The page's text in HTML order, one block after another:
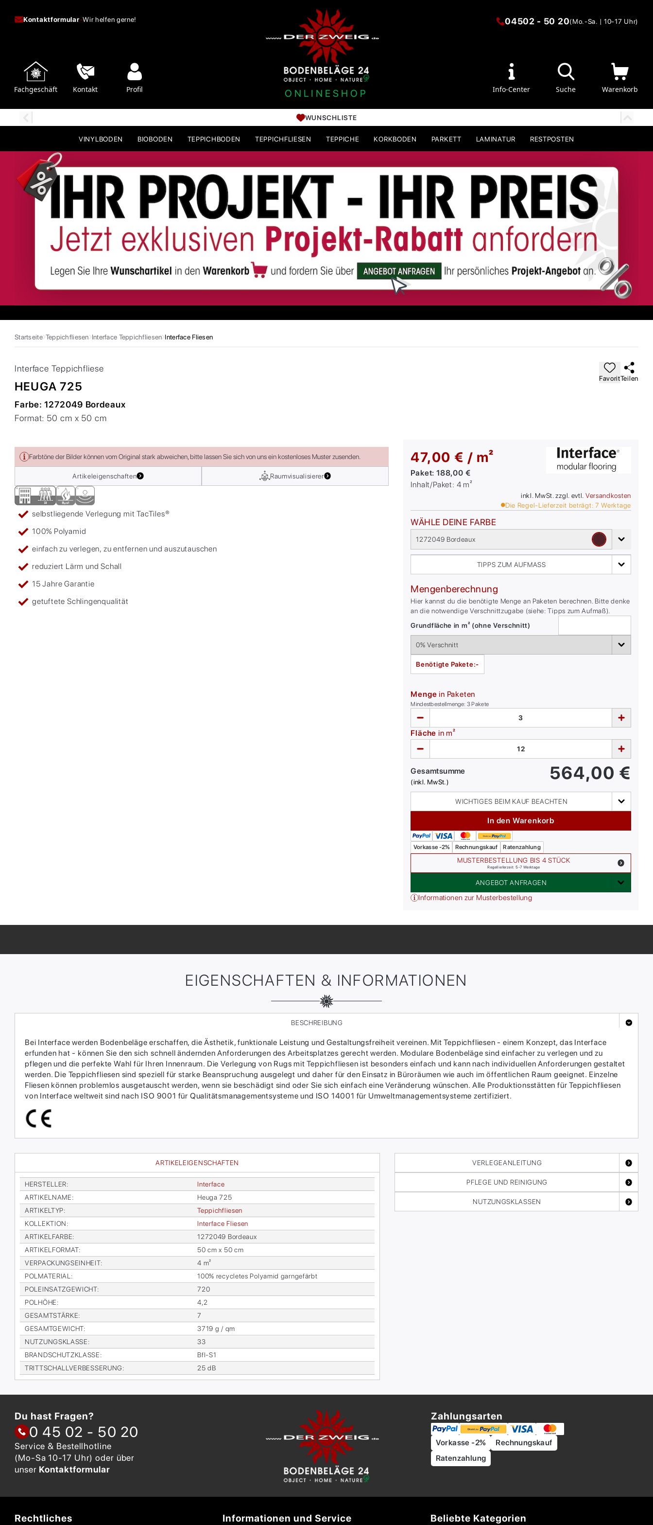
Kontaktformular-Wir helfen gerne!
Fachgeschäft Kontakt Profil ONLINESHOP
04502 - 50 20(Mo.-Sa. | 10-17 Uhr)
Info-Center Suche Warenkorb
WUNSCHLISTE
VINYLBODEN BIOBODEN TEPPICHBODEN TEPPICHFLIESEN TEPPICHE KORKBODEN PARKETT LAMINATUR RESTPOSTEN
Startseite Teppichfliesen Interface Teppichfliesen Interface Fliesen
Interface Teppichfliese
HEUGA 725
Farbe:1272049 Bordeaux
Format: 50 cm x 50 cm
FavoritTeilen
Farbtöne der Bilder können vom Original stark abweichen, bitte lassen Sie sich von uns ein kostenloses Muster zusenden.
Artikeleigenschaften Raumvisualisierer
selbstliegende Verlegung mit TacTiles®
100% Polyamid
einfach zu verlegen, zu entfernen und auszutauschen
reduziert Lärm und Schall
15 Jahre Garantie
getuftete Schlingenqualität
47,00 € / m²
Paket: 188,00 €
Inhalt/Paket: 4 m²
inkl. MwSt. zzgl. evtl. Versandkosten
Die Regel-Lieferzeit beträgt: 7 Werktage
WÄHLE DEINE FARBE
1272049 Bordeaux
TIPPS ZUM AUFMASS
Mengenberechnung
Hier kannst du die benötigte Menge an Paketen berechnen. Bitte denke
an die notwendige Verschnittzugabe (siehe: Tipps zum Aufmaß).
Grundfläche in m² (ohne Verschnitt)
Benötigte Pakete:-
Menge in Paketen
Mindestbestellmenge: 3Pakete
Fläche in m²
Gesamtsumme
(inkl. MwSt.) 564,00 €
WICHTIGES BEIM KAUF BEACHTEN
In den Warenkorb
Vorkasse -2% Rechnungskauf Ratenzahlung
MUSTERBESTELLUNG BIS 4 STÜCK
Regellieferzeit: 5-7 Werktage
ANGEBOT ANFRAGEN
Informationen zur Musterbestellung
EIGENSCHAFTEN & INFORMATIONEN
ARTIKELEIGENSCHAFTEN
HER­STEL­LER:
In­ter­face
AR­TI­KEL­NA­ME:
Heu­ga 725
AR­TI­KEL­TYP:
Tep­pich­flie­sen
KOL­LEK­TI­ON:
In­ter­face Flie­sen
AR­TI­KEL­FAR­BE:
1272049 Bor­deaux
AR­TI­KEL­FOR­MAT:
50 cm x 50 cm
VER­PA­CKUNGS­EIN­HEIT:
4 m²
POL­MA­TE­RI­AL:
100% re­cy­cle­tes Po­ly­amid garn­ge­färbt
POL­EIN­SATZ­GE­WICHT:
720
POL­HÖ­HE:
4,2
GE­SAMT­STÄR­KE:
7
GE­SAMT­GE­WICHT:
3719 g / qm
NUT­ZUNGS­KLAS­SE:
33
BRAND­SCHUTZ­KLAS­SE:
Bfl-S1
TRITT­SCHALL­VER­BES­SE­RUNG: 25 dB
BESCHREIBUNG
Bei Interface werden Bodenbeläge erschaffen, die Ästhetik, funktionale Leistung und Gestaltungsfreiheit vereinen. Mit Teppichfliesen - einem Konzept, das Interface
erfunden hat - können Sie den sich schnell ändernden Anforderungen des Arbeitsplatzes gerecht werden. Modulare Bodenbeläge sind einfacher zu verlegen und zu
pflegen und die perfekte Wahl für Ihren Innenraum.​ Die Verlegung von Rugs mit Teppichfliesen ist besonders einfach und kann nach individuellen Anforderungen gestaltet
werden.​ Die Teppichfliesen sind speziell für starke Beanspruchung ausgelegt und daher für den Einsatz in Büroräumen wie auch im öffentlichen Raum geeignet. Einzelne
Fliesen können problemlos ausgetauscht werden, wenn sie beschädigt sind oder Sie sich einfach eine Veränderung wünschen. Alle Produktionsstätten für Teppichfliesen
von Interface weltweit sind nach ISO 9001 für Qualitätsmanagementsysteme und ISO 14001 für Umweltmanagementsysteme zertifiziert.
VERLEGEANLEITUNG
PFLEGE UND REINIGUNG
NUTZUNGSKLASSEN
Du hast Fragen?
0 45 02 - 50 20
Service & Bestellhotline
(Mo-Sa 10-17 Uhr) oder über
unser Kontaktformular
Zahlungsarten
Vorkasse -2%
Rechnungskauf
Ratenzahlung
Rechtliches Informationen und Service Beliebte Kategorien